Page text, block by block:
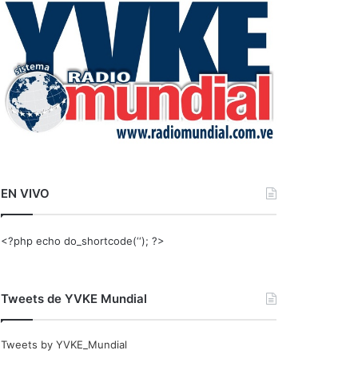
r
EN VIVO
<?php echo do_shortcode(‘‘); ?>
Tweets de YVKE Mundial
Tweets by YVKE_Mundial